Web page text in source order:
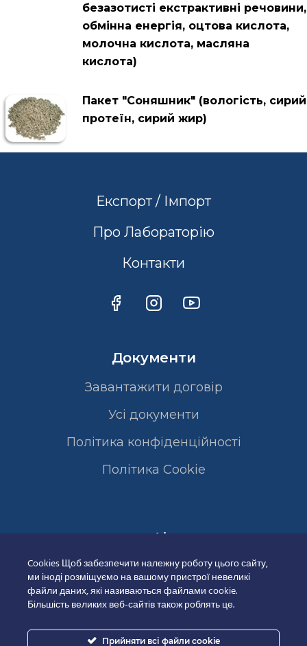
безазотисті екстрактивні речовини,
обмінна енергія, оцтова кислота,
молочна кислота, масляна
кислота)
Пакет "Соняшник" (вологість, сирий
протеїн, сирий жир)
Експорт / Імпорт
Про Лабораторію
Контакти
Документи
Завантажити договір
Усі документи
Політика конфіденційності
Полiтика Cookie
Сертифікати
Cookies Щоб забезпечити належну роботу цього сайту,
ми іноді розміщуємо на вашому пристрої невеликі
файли даних, які називаються файлами cookie.
Більшість великих веб-сайтів також роблять це.
Прийняти всі файли cookie